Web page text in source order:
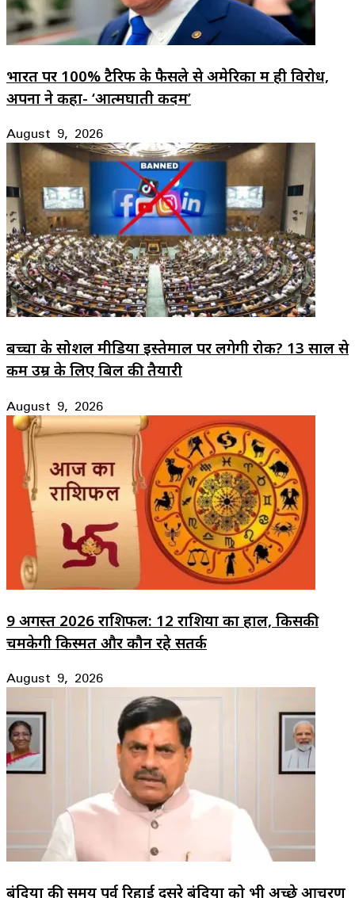
भारत पर 100% टैरिफ के फैसले से अमेरिका में ही विरोध,
अपनों ने कहा- ‘आत्मघाती कदम’
August 9, 2026
बच्चों के सोशल मीडिया इस्तेमाल पर लगेगी रोक? 13 साल से
कम उम्र के लिए बिल की तैयारी
August 9, 2026
9 अगस्त 2026 राशिफल: 12 राशियों का हाल, किसकी
चमकेगी किस्मत और कौन रहे सतर्क
August 9, 2026
बंदियों की समय पूर्व रिहाई दूसरे बंदियों को भी अच्छे आचरण